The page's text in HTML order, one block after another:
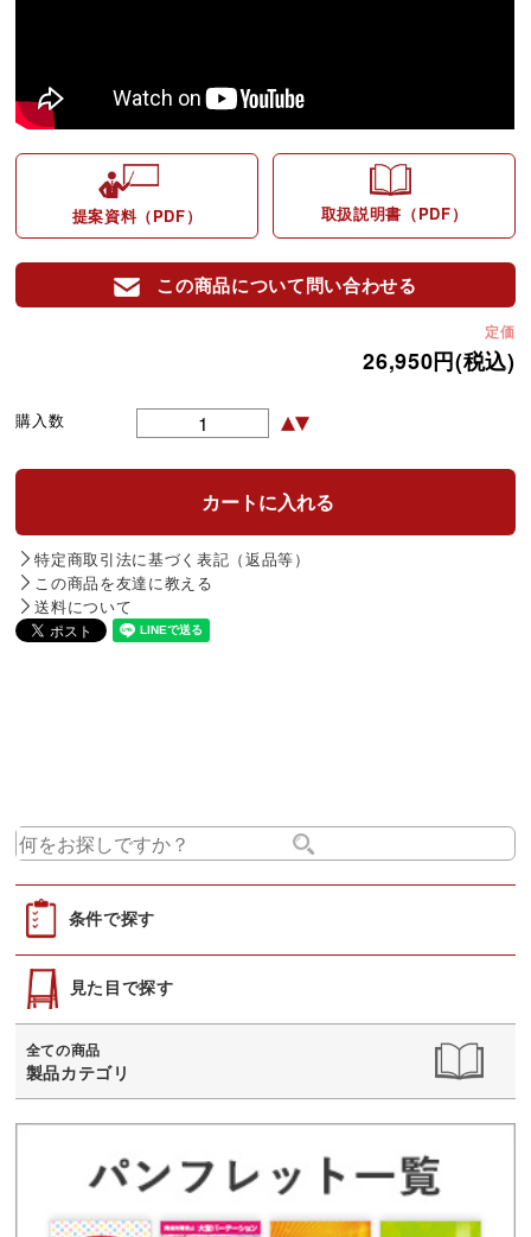
提案資料（PDF） 取扱説明書（PDF）
この商品について問い合わせる
定価
26,950円(税込)
購入数
特定商取引法に基づく表記（返品等）
この商品を友達に教える
送料について
条件で探す
見た目で探す
全ての商品
製品カテゴリ